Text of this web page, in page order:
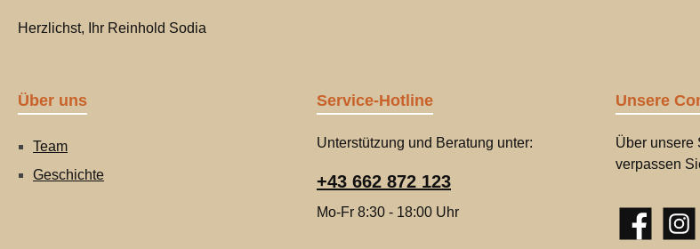
Herzlichst, Ihr Reinhold Sodia
Über uns
Team
Geschichte
Service-Hotline
Unterstützung und Beratung unter:
+43 662 872 123
Mo-Fr 8:30 - 18:00 Uhr
Unsere
Über unsere
verpassen
Facebook